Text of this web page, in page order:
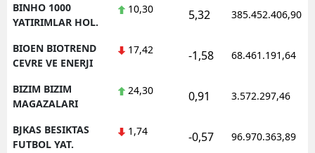
BINHO 1000
YATIRIMLAR HOL.
10,30 5,32 385.452.406,90
BIOEN BIOTREND
CEVRE VE ENERJI
17,42 -1,58 68.461.191,64
BIZIM BIZIM
MAGAZALARI
24,30 0,91 3.572.297,46
BJKAS BESIKTAS
FUTBOL YAT.
1,74 -0,57 96.970.363,89